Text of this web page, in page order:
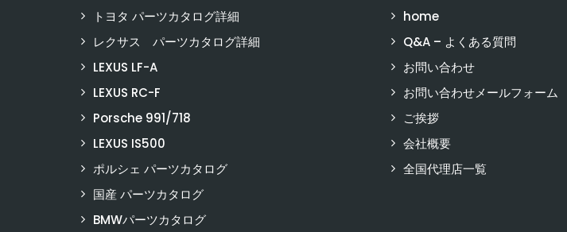
トヨタ パーツカタログ詳細
レクサス パーツカタログ詳細
LEXUS LF-A
LEXUS RC-F
Porsche 991/718
LEXUS IS500
ポルシェ パーツカタログ
国産 パーツカタログ
BMWパーツカタログ
home
Q&A – よくある質問
お問い合わせ
お問い合わせメールフォーム
ご挨拶
会社概要
全国代理店一覧